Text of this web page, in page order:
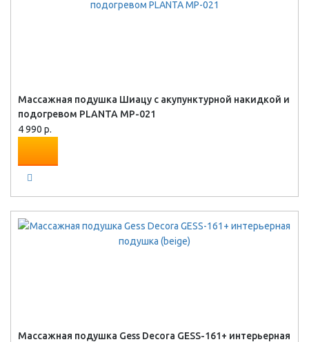
Массажная подушка Шиацу с акупунктурной накидкой и
подогревом PLANTA MP-021
4 990 р.
Массажная подушка Gess Decora GESS-161+ интерьерная